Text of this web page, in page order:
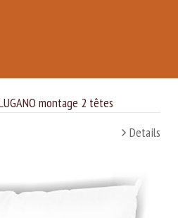
montage 2 têtes
Details